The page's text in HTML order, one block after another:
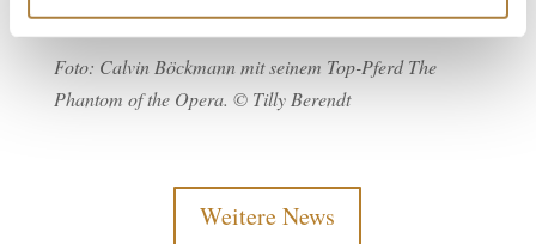
Herausforderungen.
Foto: Calvin Böckmann mit seinem Top-Pferd The
Phantom of the Opera. © Tilly Berendt
Weitere News